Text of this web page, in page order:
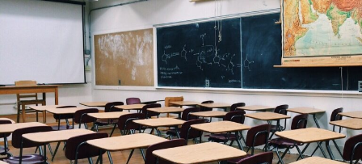
Recupero
Recupero
debiti
formativi